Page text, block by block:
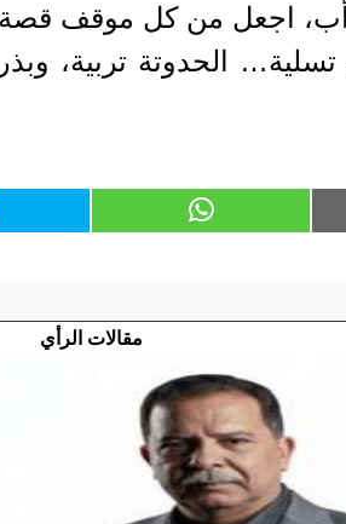
اجعل من كل موقف قصة
الحدوتة تربية،
مقالات الرأي